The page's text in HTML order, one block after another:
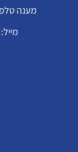
מענה טלפוני
מייל: